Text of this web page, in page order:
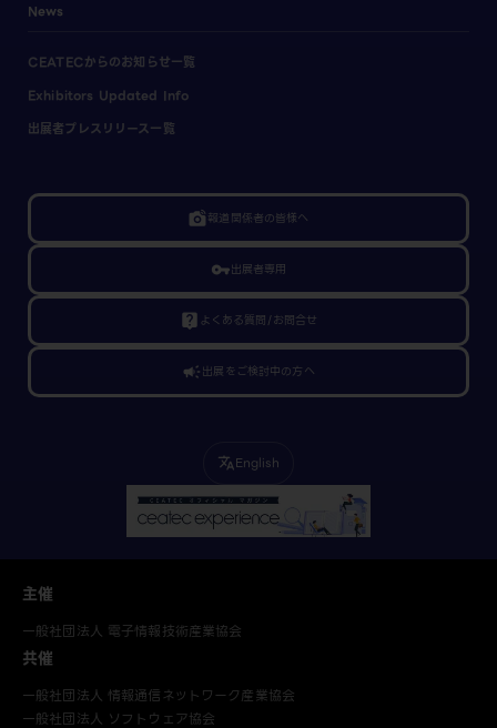
News
CEATECからのお知らせ一覧
Exhibitors Updated Info
出展者プレスリリース一覧
linked_camera報道関係者の皆様へ
vpn_key出展者専用
live_help よくある質問/お問合せ
campaign出展をご検討中の方へ
translateEnglish
主催
一般社団法人 電子情報技術産業協会
共催
一般社団法人 情報通信ネットワーク産業協会
一般社団法人 ソフトウェア協会